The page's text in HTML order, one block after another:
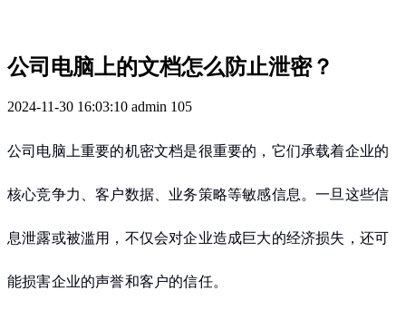
公司电脑上的文档怎么防止泄密？
2024-11-30 16:03:10 admin 105
公司电脑上重要的机密文档是很重要的，它们承载着企业的
核心竞争力、客户数据、业务策略等敏感信息。一旦这些信
息泄露或被滥用，不仅会对企业造成巨大的经济损失，还可
能损害企业的声誉和客户的信任。